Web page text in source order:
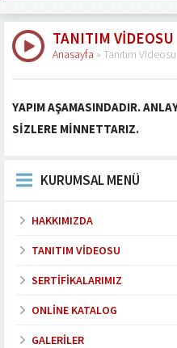
TANITIM VIDEOSU
Anasayfa » Tanıtım Videosu
YAPIM AŞAMASINDADIR.
SİZLERE MİNNETTARIZ.
KURUMSAL MENÜ
HAKKIMIZDA
TANITIM VIDEOSU
SERTIFIKALARIMIZ
ONLINE KATALOG
GALERILER